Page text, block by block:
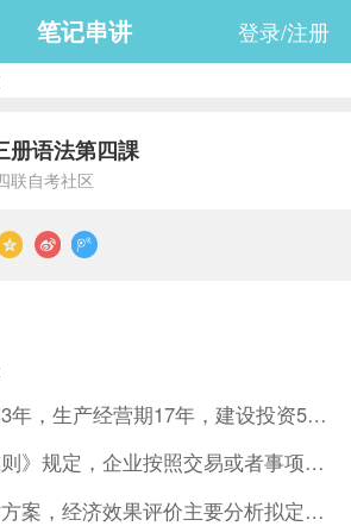
笔记串讲 登录/注册
册语法第四課
自考社区
某建设项目建设期3年，生产经营期17年，建设投资5500万元
我国《企业会计准则》规定，企业按照交易或者事项的经济特征确定
对于非经营性技术方案，经济效果评价主要分析拟定方案的( )。